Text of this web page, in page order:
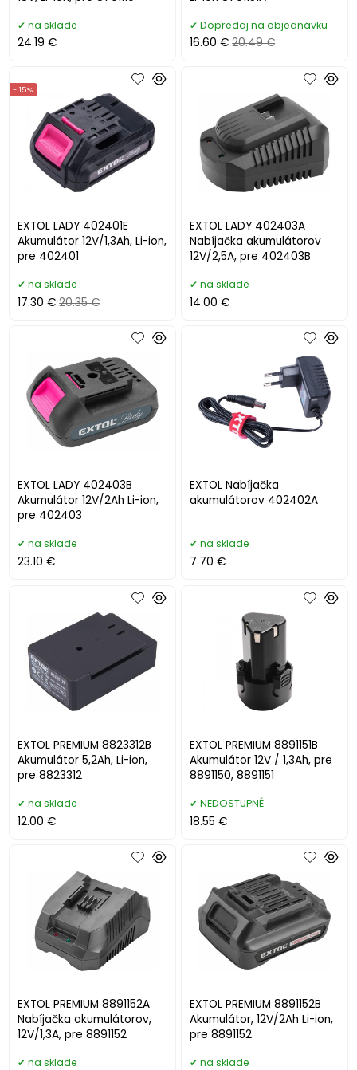
na sklade
24.19 €
Dopredaj na objednávku
16.60 € 20.49 €
EXTOL LADY 402401E
Akumulátor 12V/1,3Ah, Li-ion,
pre 402401
- 15%
na sklade
17.30 € 20.35 €
EXTOL LADY 402403A
Nabíjačka akumulátorov
12V/2,5A, pre 402403B
na sklade
14.00 €
EXTOL LADY 402403B
Akumulátor 12V/2Ah Li-ion,
pre 402403
na sklade
23.10 €
EXTOL Nabíjačka
akumulátorov 402402A
na sklade
7.70 €
EXTOL PREMIUM 8823312B
Akumulátor 5,2Ah, Li-ion,
pre 8823312
na sklade
12.00 €
EXTOL PREMIUM 8891151B
Akumulátor 12V / 1,3Ah, pre
8891150, 8891151
NEDOSTUPNÉ
18.55 €
EXTOL PREMIUM 8891152A
Nabíjačka akumulátorov,
12V/1,3A, pre 8891152
na sklade
EXTOL PREMIUM 8891152B
Akumulátor, 12V/2Ah Li-ion,
pre 8891152
na sklade